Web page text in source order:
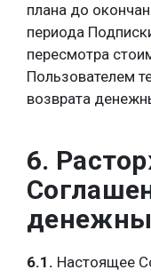
плана до
периода
пересмотра
Пользователем
возврата
6.
6.1. Настоящее